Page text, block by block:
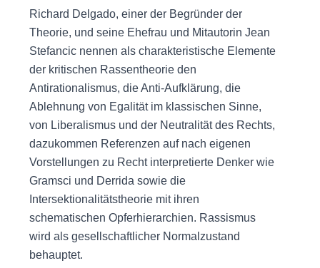
Richard Delgado, einer der Begründer der
Theorie, und seine Ehefrau und Mitautorin Jean
Stefancic nennen als charakteristische Elemente
der kritischen Rassentheorie den
Antirationalismus, die Anti-Aufklärung, die
Ablehnung von Egalität im klassischen Sinne,
von Liberalismus und der Neutralität des Rechts,
dazukommen Referenzen auf nach eigenen
Vorstellungen zu Recht interpretierte Denker wie
Gramsci und Derrida sowie die
Intersektionalitätstheorie mit ihren
schematischen Opferhierarchien. Rassismus
wird als gesellschaftlicher Normalzustand
behauptet.